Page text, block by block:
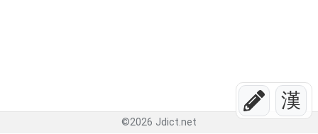
漢
©2026 Jdict.net